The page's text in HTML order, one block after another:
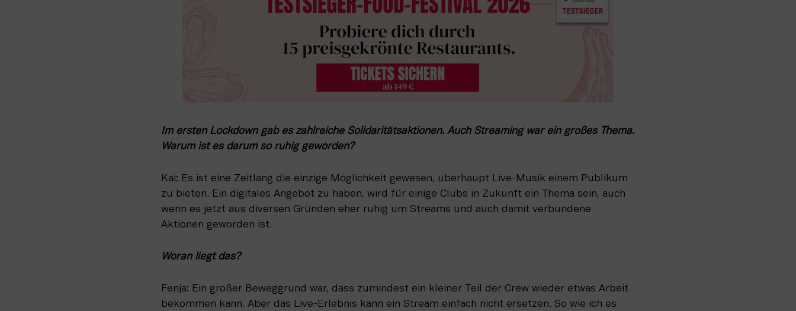
Im ersten Lockdown gab es zahlreiche Solidaritätsaktionen. Auch Streaming war ein großes Thema.
Warum ist es darum so ruhig geworden?
Kai: Es ist eine Zeitlang die einzige Möglichkeit gewesen, überhaupt Live-Musik einem Publikum
zu bieten. Ein digitales Angebot zu haben, wird für einige Clubs in Zukunft ein Thema sein, auch
wenn es jetzt aus diversen Gründen eher ruhig um Streams und auch damit verbundene
Aktionen geworden ist.
Woran liegt das?
Fenja: Ein großer Beweggrund war, dass zumindest ein kleiner Teil der Crew wieder etwas Arbeit
bekommen kann. Aber das Live-Erlebnis kann ein Stream einfach nicht ersetzen. So wie ich es